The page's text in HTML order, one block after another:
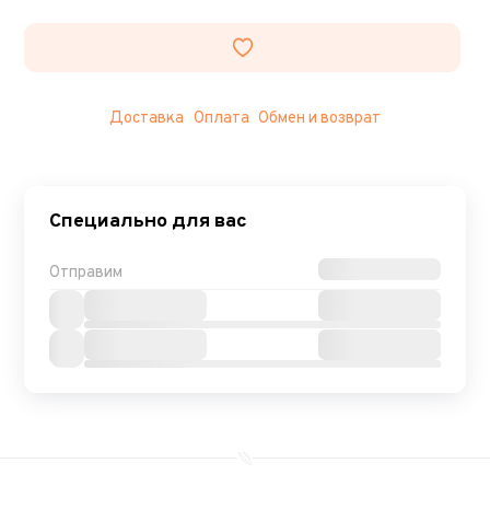
Доставка Оплата Обмен и возврат
Специально для вас
Отправим